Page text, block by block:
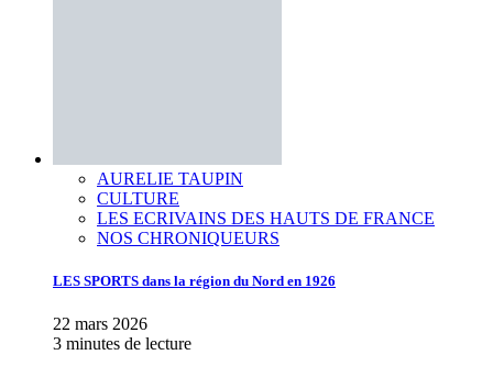
AURELIE TAUPIN
CULTURE
LES ECRIVAINS DES HAUTS DE FRANCE
NOS CHRONIQUEURS
LES SPORTS dans la région du Nord en 1926
22 mars 2026
3 minutes de lecture